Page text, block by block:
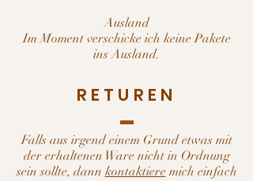
Ausland
Im Moment verschicke ich keine Pakete
ins Ausland.
RETUREN
Falls aus irgend einem Grund etwas mit
der erhaltenen Ware nicht in Ordnung
sein sollte, dann kontaktieremich einfach